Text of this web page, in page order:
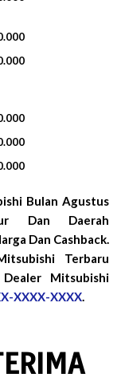
Bulan Agustus
Dan Daerah
Dan Cashback.
Terbaru
Mitsubishi
XXXX-XXXX.